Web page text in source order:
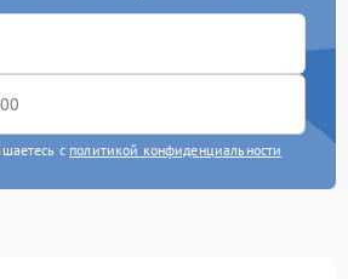
с политикой конфиденциальности